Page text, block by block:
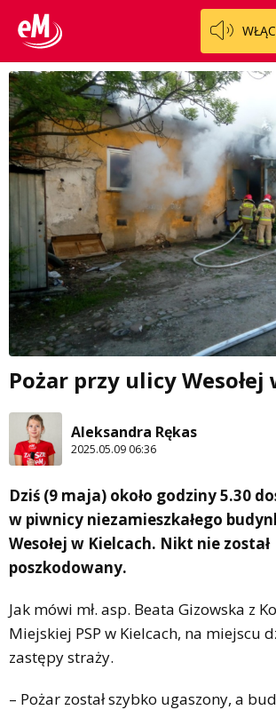
Pożar przy ulicy Wesołej
Aleksandra Rękas
2025.05.09 06:36
Dziś (9 maja) około godziny 5.30
w piwnicy niezamieszkałego
Wesołej w Kielcach. Nikt nie został
poszkodowany.
Jak mówi mł. asp. Beata Gizowska z
Miejskiej PSP w Kielcach, na miejscu
zastępy straży.
– Pożar został szybko ugaszony, a